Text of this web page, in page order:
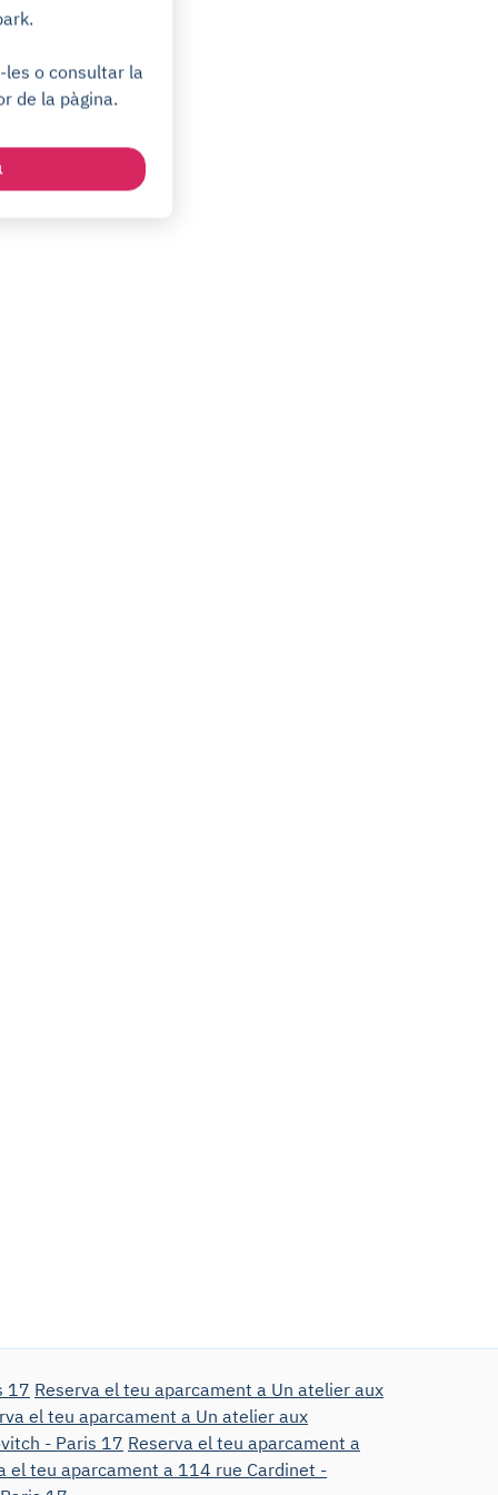
17 Reserva el teu aparcament a Un atelier aux
el teu aparcament a Un atelier aux
- Paris 17 Reserva el teu aparcament a
el teu aparcament a 114 rue Cardinet -
les o consultar la
de la pàgina.